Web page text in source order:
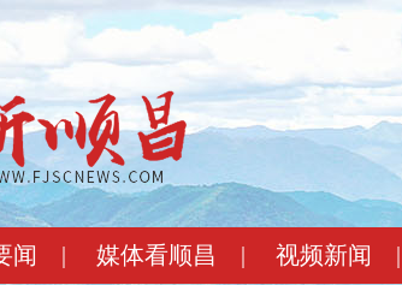
闻 | 媒体看顺昌 | 视频新闻 |